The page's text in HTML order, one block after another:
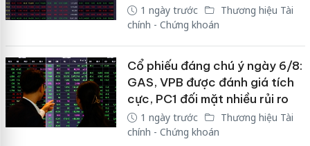
1 ngày trước
Thương hiệu Tài
chính - Chứng khoán
Cổ phiếu đáng chú ý ngày 6/8:
GAS, VPB được đánh giá tích
cực, PC1 đối mặt nhiều rủi ro
1 ngày trước
Thương hiệu Tài
chính - Chứng khoán